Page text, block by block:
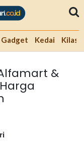
Gadget Kedai Kilas
&